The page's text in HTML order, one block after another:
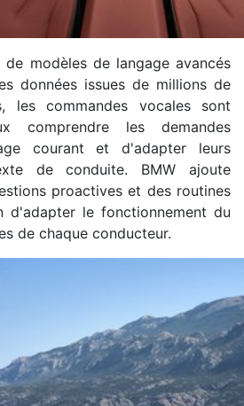
modèles de langage avancés
données issues de millions de
les commandes vocales sont
comprendre les demandes
courant et d'adapter leurs
de conduite. BMW ajoute
proactives et des routines
d'adapter le fonctionnement du
de chaque conducteur.